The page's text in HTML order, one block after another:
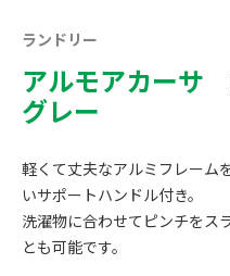
ランドリー
アルモアカーサ
グレー
軽くて丈夫なアルミフレーム
いサポートハンドル付き。
洗濯物に合わせてピンチをス
とも可能です。